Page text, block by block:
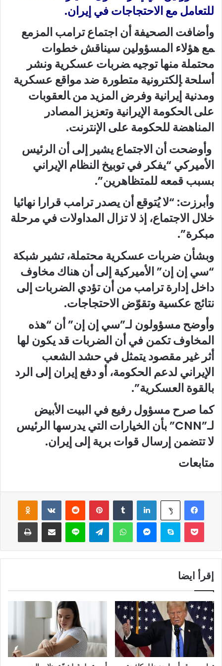
للتعامل مع الاحتجاجات في إيران.
وأضافت الصحيفة أن اجتماع ترامب ​المزمع
‍مع هؤلاء المسؤولين سيناقش خطوات
محتملة منها توجيه ‍ضربات ⁠عسكرية ونشر
أسلحة ‍إلكترونية متطورة ضد مواقع عسكرية
ومدنية إيرانية وفرض ‌المزيد من ‍العقوبات
على ‍الحكومة الإيرانية وتعزيز المصادر
المناهضة ‌للحكومة على الإنترنت.
وأوضحت أن الاجتماع يشير إلى أن الرئيس
الأميركي “يفكر في توبيخ النظام الإيراني
بسبب قمعه للمتظاهرين”.
وأبرزت: “لا يُتوقع أن يصدر ترامب قرارا نهائيا
خلال الاجتماع، إذ لا تزال المداولات في مرحلة
مبكرة”.
وبشأن ضربات عسكرية محتملة، تشير شبكة
“سي إن إن” الأميركية إلى أن هناك مخاوف
داخل إدارة ترامب من أن تؤدي الضربات إلى
نتائج عكسية وتقوّض الاحتجاجات.
وأوضح مسؤولون لـ”سي إن إن” أن “هذه
المخاوف تكمن في أن الضربات قد يكون لها
أثر غير مقصود يتمثل في حشد الشعب
الإيراني لدعم الحكومة، أو دفع إيران إلى الرد
بالقوة العسكرية”.
كما صرح مسؤول رفيع في البيت الأبيض
لـ”CNN” بأن الخيارات التي يدرسها الرئيس
لا تتضمن إرسال قوات برية إلى إيران.
متابعات
فيسبوك ‫X لينكدإن بينتيريست
سكايب واتساب لاين
إقرأ ايضا